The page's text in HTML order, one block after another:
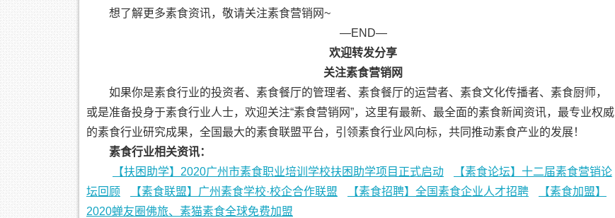
想了解更多素食资讯，敬请关注素食营销网~
—END—
欢迎转发分享
关注素食营销网
如果你是素食行业的投资者、素食餐厅的管理者、素食餐厅的运营者、素食文化传播者、素食厨师，
或是准备投身于素食行业人士，欢迎关注“素食营销网”，这里有最新、最全面的素食新闻资讯，最专业权威
的素食行业研究成果，全国最大的素食联盟平台，引领素食行业风向标，共同推动素食产业的发展！
素食行业相关资讯：
【扶困助学】2020广州市素食职业培训学校扶困助学项目正式启动
【素食论坛】十二届素食营销论
坛回顾
【素食联盟】广州素食学校·校企合作联盟 【素食招聘】全国素食企业人才招聘
【素食加盟】
2020蝉友圈佛旅、素猫素食全球免费加盟